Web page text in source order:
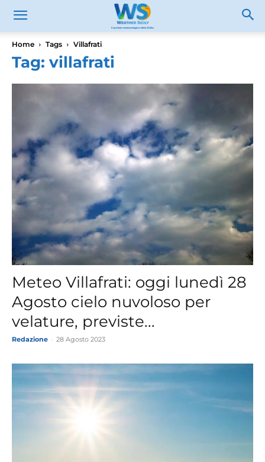
Home Tags Villafrati
Tag: villafrati
Meteo Villafrati: oggi lunedì 28
Agosto cielo nuvoloso per
velature, previste...
Redazione 28 Agosto 2023